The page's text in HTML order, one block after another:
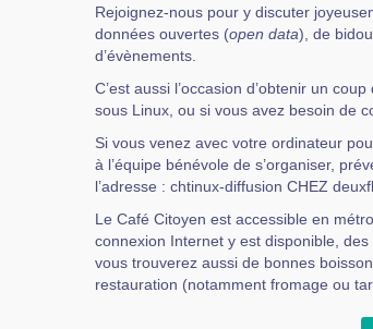
Rejoignez-nous pour y discuter
données ouvertes (open data), de
d’évènements.
C’est aussi l’occasion d’obtenir un
sous Linux, ou si vous avez besoin de
Si vous venez avec votre ordinateur
à l’équipe bénévole de s’organiser,
l’adresse : chtinux-diffusion CHEZ
Le Café Citoyen est accessible en
connexion Internet y est disponible,
vous trouverez aussi de bonnes
restauration (notamment fromage ou